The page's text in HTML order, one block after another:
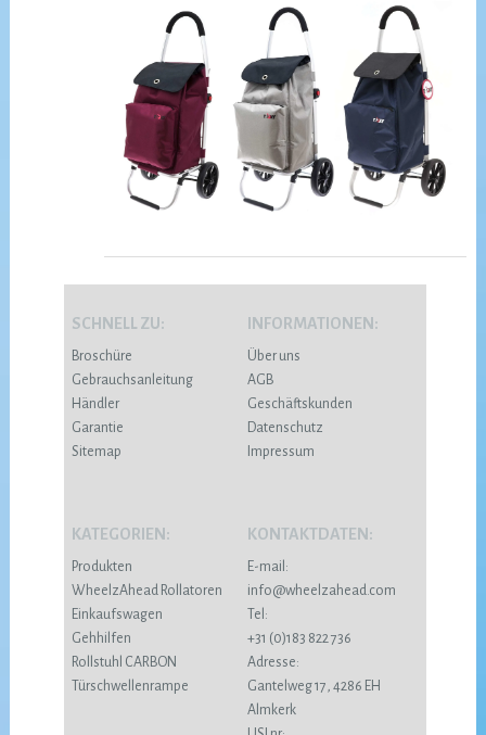
SCHNELL ZU:
Broschüre
Gebrauchsanleitung
Händler
Garantie
Sitemap
INFORMATIONEN:
Über uns
AGB
Geschäftskunden
Datenschutz
Impressum
KATEGORIEN:
Produkten
WheelzAhead Rollatoren
Einkaufswagen
Gehhilfen
Rollstuhl CARBON
Türschwellenrampe
KONTAKTDATEN:
E-mail:
info@wheelzahead.com
Tel:
+31 (0)183 822 736
Adresse:
Gantelweg 17, 4286 EH
Almkerk